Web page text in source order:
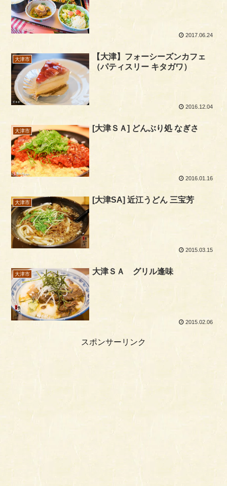
2017.06.24
大津市
【大津】フォーシーズンカフェ
（パティスリー キタガワ）
2016.12.04
大津市 [大津ＳＡ] どんぶり処 なぎさ
2016.01.16
大津市 [大津SA] 近江うどん 三宝芳
2015.03.15
大津市 大津ＳＡ グリル逢味
2015.02.06
スポンサーリンク